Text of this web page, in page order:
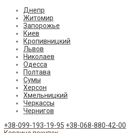
Днепр
Житомир
Запорожье
Киев
Кропивницкий
Львов
Николаев
Одесса
Полтава
Сумы
Херсон
Хмельницкий
Черкассы
Чернигов
+38-099-193-19-95 +38-068-880-42-00